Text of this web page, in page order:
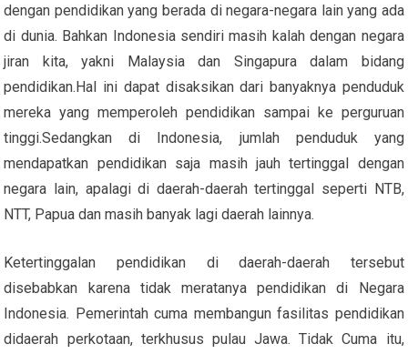
dengan pendidikan yang berada di negara-negara lain yang ada
di dunia. Bahkan Indonesia sendiri masih kalah dengan negara
jiran kita, yakni Malaysia dan Singapura dalam bidang
pendidikan.Hal ini dapat disaksikan dari banyaknya penduduk
mereka yang memperoleh pendidikan sampai ke perguruan
tinggi.Sedangkan di Indonesia, jumlah penduduk yang
mendapatkan pendidikan saja masih jauh tertinggal dengan
negara lain, apalagi di daerah-daerah tertinggal seperti NTB,
NTT, Papua dan masih banyak lagi daerah lainnya.
Ketertinggalan pendidikan di daerah-daerah tersebut
disebabkan karena tidak meratanya pendidikan di Negara
Indonesia. Pemerintah cuma membangun fasilitas pendidikan
didaerah perkotaan, terkhusus pulau Jawa. Tidak Cuma itu,